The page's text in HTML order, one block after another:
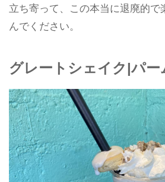
立ち寄って、この本当に退廃的で
んでください。
グレートシェイク|パ